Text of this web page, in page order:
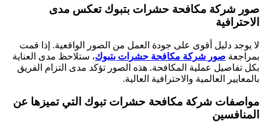
صور شركة مكافحة حشرات بتبوك تعكس مدى
الاحترافية
لا يوجد دليل أقوى على جودة العمل من الصور الواقعية. إذا قمت
بمراجعة صور شركة مكافحة حشرات بتبوك، ستلاحظ مدى العناية
بكل تفاصيل عملية المكافحة. هذه الصور تؤكد مدى التزام الفريق
بالمعايير العالمية والاحترافية العالية.
مواصفات شركة مكافحة حشرات تبوك التي تميزها عن
المنافسين